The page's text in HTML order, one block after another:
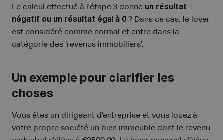
Le calcul effectué à l'étape 3 donne un résultat
négatif ou un résultat égal à 0? Dans ce cas, le loyer
est considéré comme normal et entre dans la
catégorie des ‘revenus immobiliers’.
Un exemple pour clarifier les
choses
Vous êtes un dirigeant d’entreprise et vous louez à
votre propre société un bien immeuble dont le revenu